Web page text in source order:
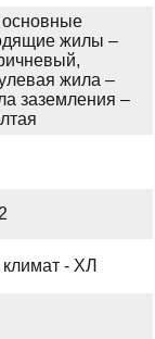
основные
жилы –
жила –
заземления –
- ХЛ